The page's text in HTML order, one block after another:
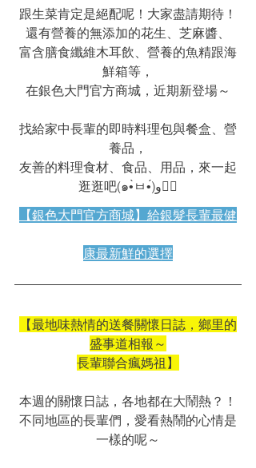
跟生菜肯定是絕配呢！大家盡請期待！
還有營養的無添加的花生、芝麻醬、
富含膳食纖維木耳飲、營養的魚精跟海
鮮箱等，
在銀色大門官方商城，近期新登場～
找給家中長輩的即時料理包與餐盒、營
養品，
友善的料理食材、食品、用品，來一起
逛逛吧(๑•̀ㅂ•́)و👇🏼
【銀色大門官方商城】給銀髮長輩最健
康最新鮮的選擇
【最地味熱情的送餐關懷日誌，鄉里的
盛事道相報～
長輩聯合瘋媽祖】
本週的關懷日誌，各地都在大鬧熱？！
不同地區的長輩們，愛看熱鬧的心情是
一樣的呢～